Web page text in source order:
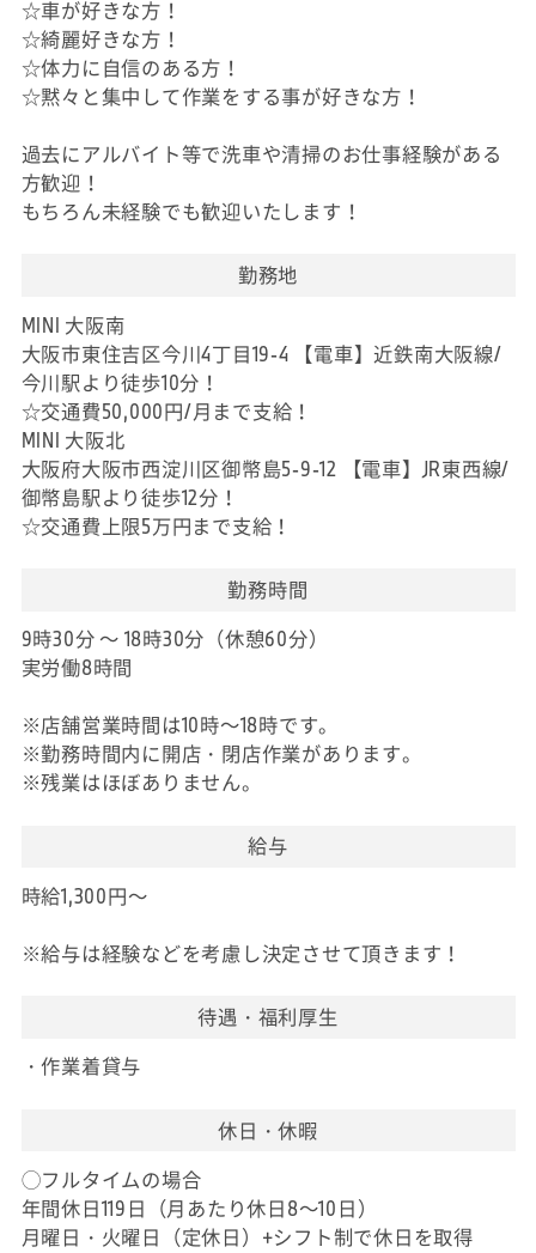
☆車が好きな方！
☆綺麗好きな方！
☆体力に自信のある方！
☆黙々と集中して作業をする事が好きな方！
過去にアルバイト等で洗車や清掃のお仕事経験がある
方歓迎！
もちろん未経験でも歓迎いたします！
勤務地
MINI 大阪南
大阪市東住吉区今川4丁目19-4 【電車】近鉄南大阪線/
今川駅より徒歩10分！
☆交通費50,000円/月まで支給！
MINI 大阪北
大阪府大阪市西淀川区御幣島5-9-12 【電車】JR東西線/
御幣島駅より徒歩12分！
☆交通費上限5万円まで支給！
勤務時間
9時30分 ～ 18時30分（休憩60分）
実労働8時間
※店舗営業時間は10時～18時です。
※勤務時間内に開店・閉店作業があります。
※残業はほぼありません。
給与
時給1,300円～
※給与は経験などを考慮し決定させて頂きます！
待遇・福利厚生
・作業着貸与
休日・休暇
◯フルタイムの場合
年間休日119日（月あたり休日8～10日）
月曜日・火曜日（定休日）+シフト制で休日を取得